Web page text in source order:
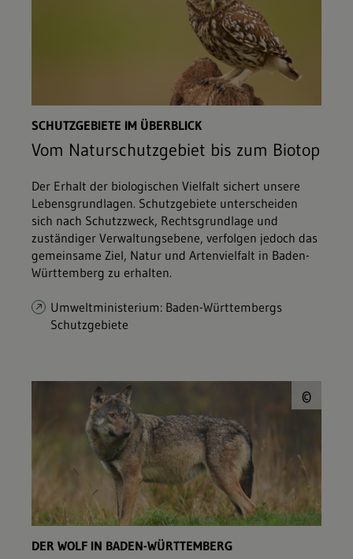
SCHUTZGEBIETE IM ÜBERBLICK
Vom Naturschutzgebiet bis zum Biotop
Der Erhalt der biologischen Vielfalt sichert unsere
Lebensgrundlagen. Schutzgebiete unterscheiden
sich nach Schutzzweck, Rechtsgrundlage und
zuständiger Verwaltungsebene, verfolgen jedoch das
gemeinsame Ziel, Natur und Artenvielfalt in Baden-
Württemberg zu erhalten.
Umweltministerium: Baden-Württembergs
Schutzgebiete
©
DER WOLF IN BADEN-WÜRTTEMBERG